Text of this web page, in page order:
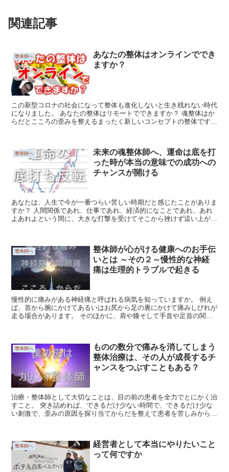
関連記事
整体師へ
あなたの整体はオンラインででき
ますか？
この新型コロナの社会になって整体も進化しないと生き残れない時代
になりました。 あなたの整体はリモートでできますか？ 魂整体はか
らだとこころの歪みを整えるまったく新しいコンセプトの整体です！
整体師へ
未来の魂整体師へ、運命は底を打
った時が本当の意味での成功への
チャンスが開ける
あなたは、人生で今が一番つらい苦しい時期だと感じたことがありま
すか？ 人間関係であれ、仕事であれ、経済的になことであれ、あれ
よあれよという間に、大きな打撃を受けてそこから挫けず這い上がろ
整体師へ
整体師が心がける健康へのお手伝
いとは ～その２～慢性的な神経
痛は生理的トラブルで起きる
慢性的に痛みがある神経痛と呼ばれる病気を知っていますか。 例え
ば、首から腕にかけてあるいはお尻から足の裏にかけて痛みしびれが
走る場合があります。 そのほかに、肩や膝そして手首や足首の関節
整体師へ
ものの数分で痛みを消してしまう
整体治療は、その人が成長するチ
ャンスをつぶすこともある？
治療・整体師として大切なことは、目の前の患者を全力でとにかく治
すこと。 突き詰めれば、できるだけ少ない時間で、できるだけ少な
い刺激で、歪みの原因を探り当てからだを整えて患者を苦しみから救
整体師へ
経営者として本当にやりたいこと
って何ですか